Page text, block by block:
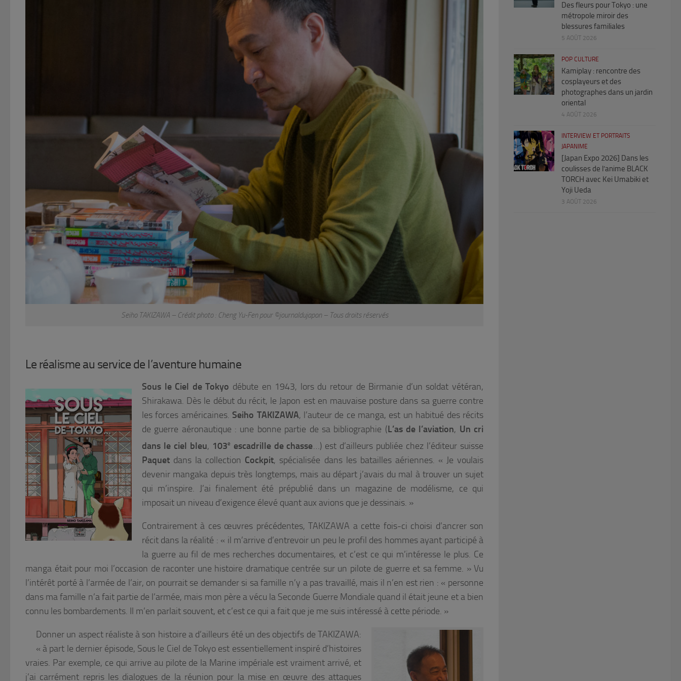
Seiho TAKIZAWA – Crédit photo : Cheng Yu-Fen pour ©journaldujapon – Tous droits réservés
Le réalisme au service de l’aventure humaine
Sous le Ciel de Tokyo débute en 1943, lors du retour de Birmanie d’un soldat vétéran,
Shirakawa. Dès le début du récit, le Japon est en mauvaise posture dans sa guerre contre
les forces américaines. Seiho TAKIZAWA, l’auteur de ce manga, est un habitué des récits
de guerre aéronautique : une bonne partie de sa bibliographie (L’as de l’aviation, Un cri
dans le ciel bleu, 103e escadrille de chasse…) est d’ailleurs publiée chez l’éditeur suisse
Paquet dans la collection Cockpit, spécialisée dans les batailles aériennes. « Je voulais
devenir mangaka depuis très longtemps, mais au départ j’avais du mal à trouver un sujet
qui m’inspire. J’ai finalement été prépublié dans un magazine de modélisme, ce qui
imposait un niveau d’exigence élevé quant aux avions que je dessinais. »
Contrairement à ces œuvres précédentes, TAKIZAWA a cette fois-ci choisi d’ancrer son
récit dans la réalité : « il m’arrive d’entrevoir un peu le profil des hommes ayant participé à
la guerre au fil de mes recherches documentaires, et c’est ce qui m’intéresse le plus. Ce
manga était pour moi l’occasion de raconter une histoire dramatique centrée sur un pilote de guerre et sa femme. »Vu
l’intérêt porté à l’armée de l’air, on pourrait se demander si sa famille n’y a pas travaillé, mais il n’en est rien : « personne
dans ma famille n’a fait partie de l’armée, mais mon père a vécu la Seconde Guerre Mondiale quand il était jeune et a bien
connu les bombardements. Il m’en parlait souvent, et c’est ce qui a fait que je me suis intéressé à cette période. »
Donner un aspect réaliste à son histoire a d’ailleurs été un des objectifs de TAKIZAWA:
« à part le dernier épisode, Sous le Ciel de Tokyo est essentiellement inspiré d’histoires
vraies. Par exemple, ce qui arrive au pilote de la Marine impériale est vraiment arrivé, et
j’ai carrément repris les dialogues de la réunion pour la mise en œuvre des attaques
Des fleurs pour Tokyo : une
métropole miroir des
blessures familiales
5 AOÛT 2026
POP CULTURE
Kamiplay : rencontre des
cosplayeurs et des
photographes dans un jardin
oriental
4 AOÛT 2026
INTERVIEW ET PORTRAITS
JAPANIME
[Japan Expo 2026] Dans les
coulisses de l’anime BLACK
TORCH avec Kei Umabiki et
Yoji Ueda
3 AOÛT 2026